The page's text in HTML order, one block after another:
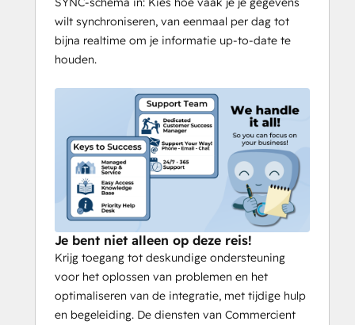
wilt synchroniseren, van eenmaal per dag tot
bijna realtime om je informatie up-to-date te
houden.
Je bent niet alleen op deze reis!
Krijg toegang tot deskundige ondersteuning
voor het oplossen van problemen en het
optimaliseren van de integratie, met tijdige hulp
en begeleiding. De diensten van Commercient